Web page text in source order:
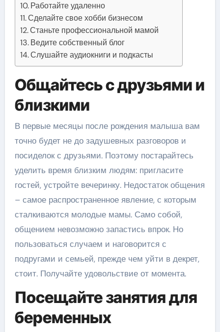
Работайте удаленно
Сделайте свое хобби бизнесом
Станьте профессиональной мамой
Ведите собственный блог
Слушайте аудиокниги и подкасты
Общайтесь с друзьями и
близкими
В первые месяцы после рождения малыша вам
точно будет не до задушевных разговоров и
посиделок с друзьями. Поэтому постарайтесь
уделить время близким людям: пригласите
гостей, устройте вечеринку. Недостаток общения
– самое распространенное явление, с которым
сталкиваются молодые мамы. Само собой,
общением невозможно запастись впрок. Но
пользоваться случаем и наговорится с
подругами и семьей, прежде чем уйти в декрет,
стоит. Получайте удовольствие от момента.
Посещайте занятия для
беременных